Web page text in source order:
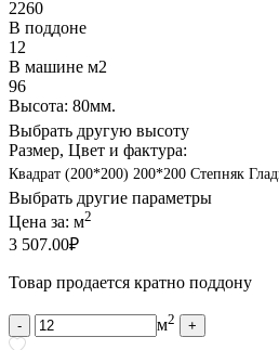
2260
В поддоне
12
В машине м2
96
Высота: 80мм.
Выбрать другую высоту
Размер, Цвет и фактура:
Квадрат (200*200) 200*200 Степняк
Выбрать другие параметры
Цена за: м2
3 507.00₽
Товар продается кратно поддону
- м2 +